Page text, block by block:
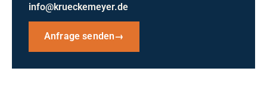
info@krueckemeyer.de
Anfrage senden→